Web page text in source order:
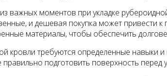
важных моментов при укладке
и дешевая покупка может привести
материалы, чтобы обеспечить
кровли требуются определенные
подготовить поверхность перед